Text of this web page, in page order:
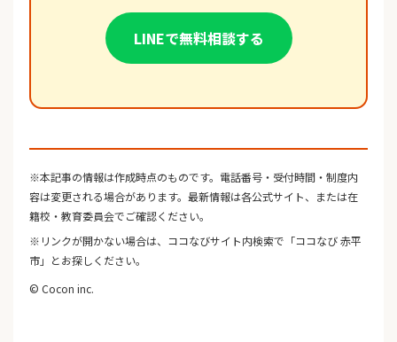
LINEで無料相談する
※本記事の情報は作成時点のものです。電話番号・受付時間・制度内
容は変更される場合があります。最新情報は各公式サイト、または在
籍校・教育委員会でご確認ください。
※リンクが開かない場合は、ココなびサイト内検索で「ココなび 赤平
市」とお探しください。
© Cocon inc.